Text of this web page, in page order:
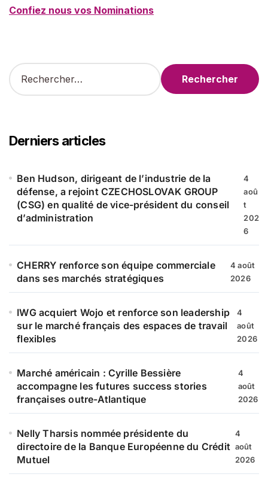
Confiez nous vos Nominations
R
e
r
c
e
Derniers articles
Ben Hudson, dirigeant de l’industrie de la
défense, a rejoint CZECHOSLOVAK GROUP
(CSG) en qualité de vice-président du conseil
d’administration
4
aoû
t
202
6
CHERRY renforce son équipe commerciale
dans ses marchés stratégiques
4 août
2026
IWG acquiert Wojo et renforce son leadership
sur le marché français des espaces de travail
flexibles
4
août
2026
Marché américain : Cyrille Bessière
accompagne les futures success stories
françaises outre-Atlantique
4
août
2026
Nelly Tharsis nommée présidente du
directoire de la Banque Européenne du Crédit
Mutuel
4
août
2026